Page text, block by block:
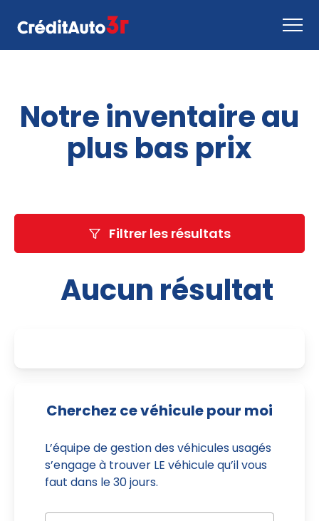
Comment ça marche
Nous joindre
Inventaire
Notre inventaire au
plus bas prix
Filtrer les résultats
Aucun résultat
Cherchez ce véhicule pour moi
L’équipe de gestion des véhicules usagés
s’engage à trouver LE véhicule qu’il vous
faut dans le 30 jours.